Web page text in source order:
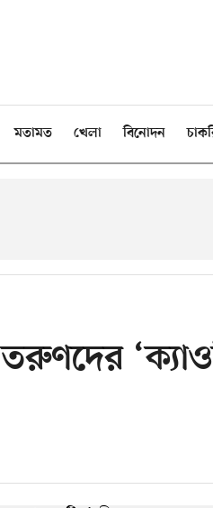
মতামত খেলা বিনোদন